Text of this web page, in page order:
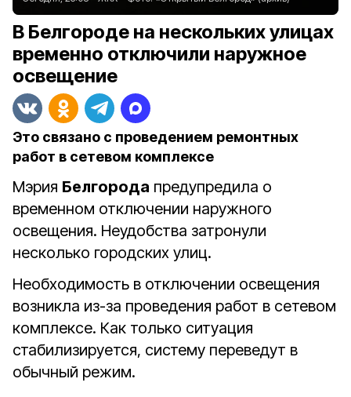
В Белгороде на нескольких улицах
временно отключили наружное
освещение
Это связано с проведением ремонтных
работ в сетевом комплексе
Мэрия Белгорода предупредила о
временном отключении наружного
освещения. Неудобства затронули
несколько городских улиц.
Необходимость в отключении освещения
возникла из-за проведения работ в сетевом
комплексе. Как только ситуация
стабилизируется, систему переведут в
обычный режим.